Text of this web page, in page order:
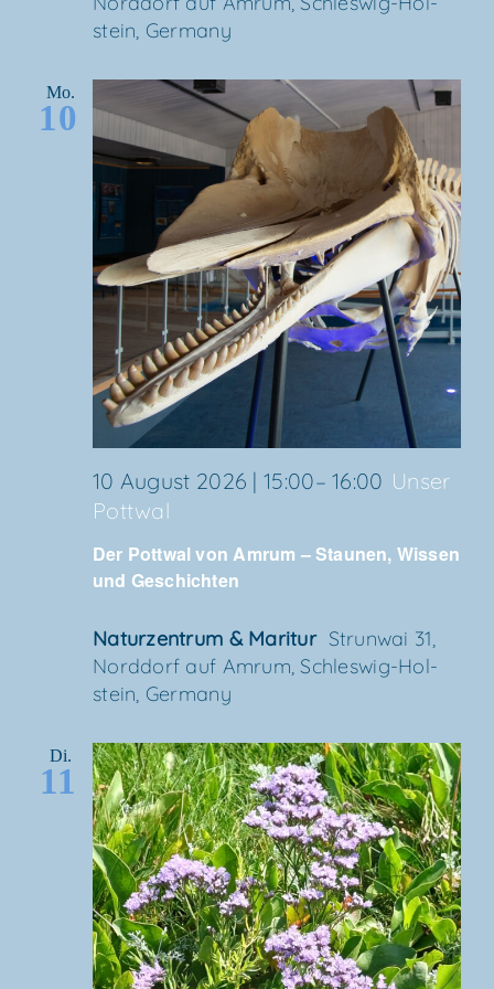
stein, Germany
Mo.
10
Der Pott­wal von Amrum – Stau­nen, Wis­sen
und Geschichten
10 August 2026 | 15:00–16:00 Unser
Pott­wal
Natur­zen­trum & Maritur Strun­wai 31,
Nord­dorf auf Amrum, Schles­wig-Hol­
stein, Germany
Di.
11